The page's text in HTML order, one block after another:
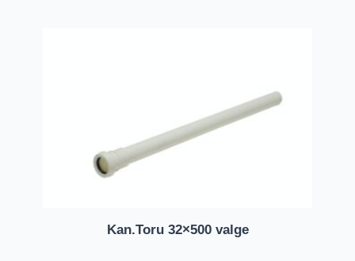
Kan.Toru 32×500 valge